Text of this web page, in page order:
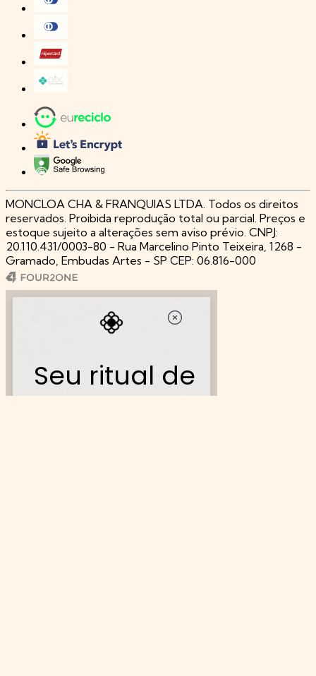
MONCLOA CHA & FRANQUIAS LTDA. Todos os direitos
reservados. Proibida reprodução total ou parcial. Preços e
estoque sujeito a alterações sem aviso prévio. CNPJ:
20.110.431/0003-80 - Rua Marcelino Pinto Teixeira, 1268 -
Gramado, Embudas Artes - SP CEP: 06.816-000